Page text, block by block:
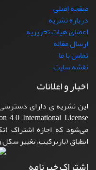
صفحه اصلی
درباره نشریه
اعضای هیات تحریریه
ارسال مقاله
تماس با ما
نقشه سایت
اخبار و اعلانات
این نشریه ی دارای دسترسی
می‌شود که اجازه اشتراک
انطباق (بازترکیب، تغییر